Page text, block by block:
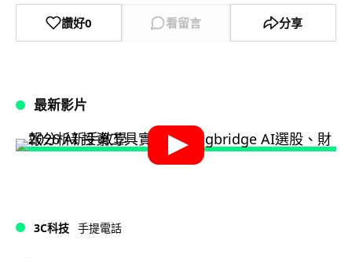
讚好0 看留言 分享
最新影片
3C科技 手提電話